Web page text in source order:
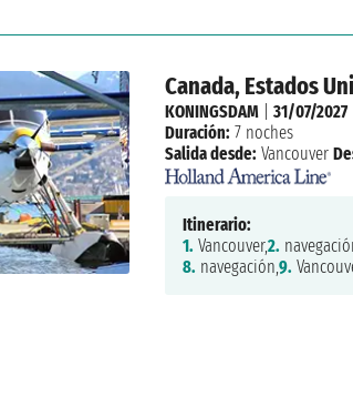
Canada, Estados
KONINGSDAM| 31/07/2027
Duración: 7 noches
Salida desde: Vancouver
Itinerario:
1. Vancouver,2.
8. navegación,9.